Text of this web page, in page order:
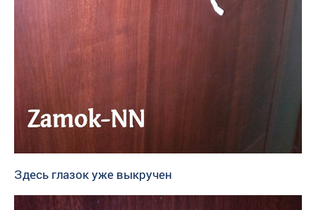
Здесь глазок уже выкручен